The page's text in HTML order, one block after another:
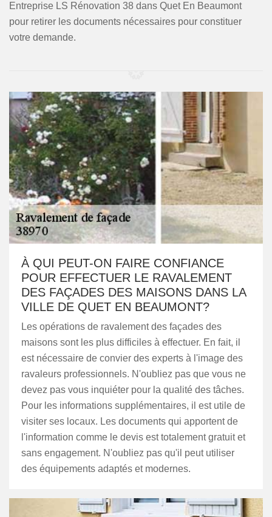
Entreprise LS Rénovation 38 dans Quet En Beaumont
pour retirer les documents nécessaires pour constituer
votre demande.
À QUI PEUT-ON FAIRE CONFIANCE
POUR EFFECTUER LE RAVALEMENT
DES FAÇADES DES MAISONS DANS LA
VILLE DE QUET EN BEAUMONT?
Les opérations de ravalement des façades des
maisons sont les plus difficiles à effectuer. En fait, il
est nécessaire de convier des experts à l'image des
ravaleurs professionnels. N'oubliez pas que vous ne
devez pas vous inquiéter pour la qualité des tâches.
Pour les informations supplémentaires, il est utile de
visiter ses locaux. Les documents qui apportent de
l'information comme le devis est totalement gratuit et
sans engagement. N'oubliez pas qu'il peut utiliser
des équipements adaptés et modernes.